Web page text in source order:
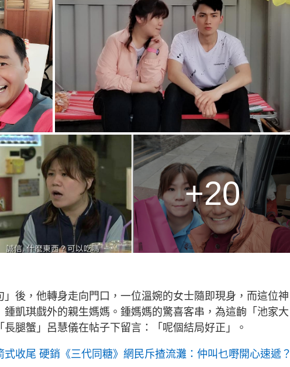
+20
後，他轉身走向門口，一位溫婉的女士隨即現身，而這位神
凱琪戲外的親生媽媽。鍾媽媽的驚喜客串，為這齣「池家大
腿蟹」呂慧儀在帖子下留言：「呢個結局好正」。
收尾 硬銷《三代同糖》網民斥揸流灘：仲叫乜嘢開心速遞？